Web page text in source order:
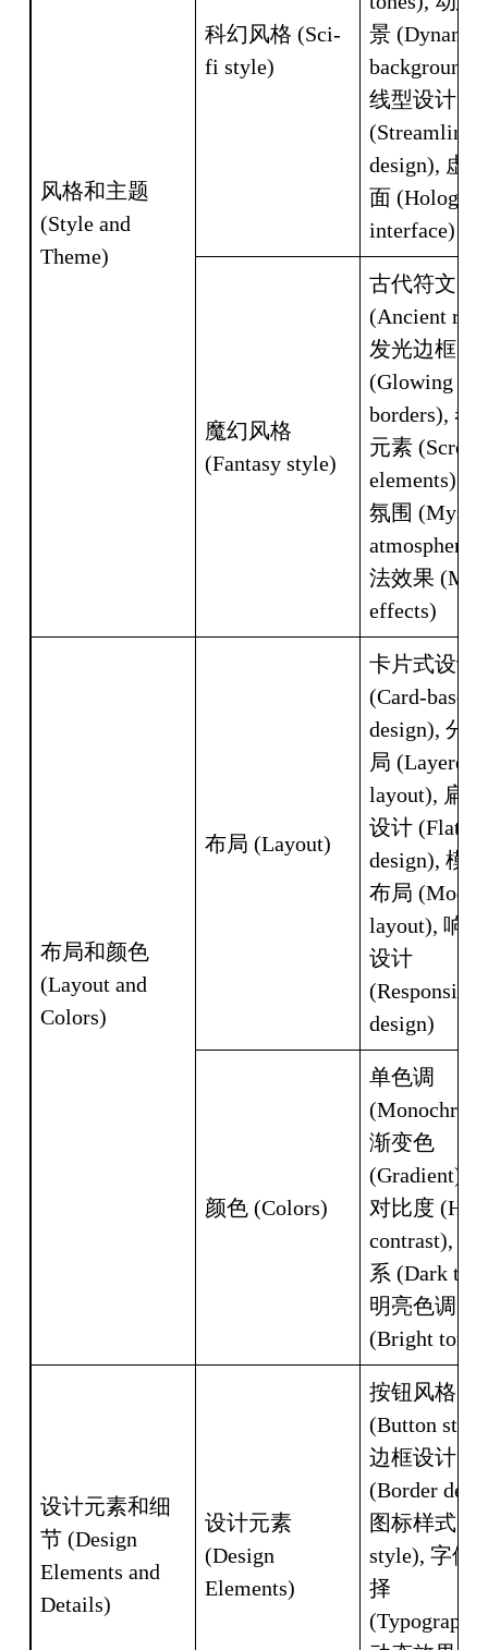
风格和主题
(Style and
Theme)
科幻风格 (Sci-
fi style)
景 (Dynamic
线型设计
(Streamlined
design), 虚
面
interface)
魔幻风格
(Fantasy style)
古代符文
(Ancient
发光边框
(Glowing
borders), 卷
元素 (Scroll
elements),
氛围
法效果
effects)
布局和颜色
(Layout and
Colors)
布局 (Layout)
卡片式设计
(Card-based
design), 分
局 (Layered
layout), 扁
设计 (Flat
design), 模
布局
layout), 响
设计
(Responsive
design)
颜色 (Colors)
单色调
渐变色
(Gradient),
对比度
contrast), 深
系 (Dark
明亮色调
(Bright
设计元素和细
节 (Design
Elements and
Details)
设计元素
(Design
Elements)
按钮风格
(Button
边框设计
(Border
图标样式
style), 字体
择